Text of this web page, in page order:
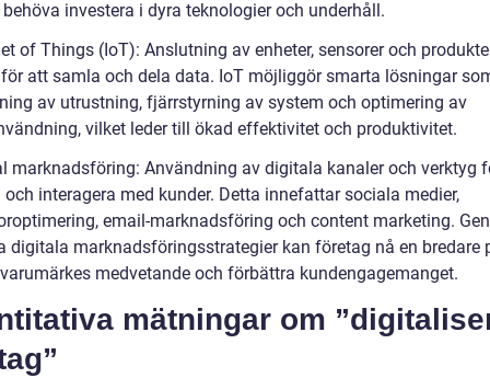
investera i dyra teknologier och underhåll.
of Things (IoT): Anslutning av enheter, sensorer och
att samla och dela data. IoT möjliggör smarta lösningar
av utrustning, fjärrstyrning av system och optimering av
vilket leder till ökad effektivitet och produktivitet.
marknadsföring: Användning av digitala kanaler och verktyg
interagera med kunder. Detta innefattar sociala medier,
email-marknadsföring och content marketing.
digitala marknadsföringsstrategier kan företag nå en bredare
medvetande och förbättra kundengagemanget.
mätningar om